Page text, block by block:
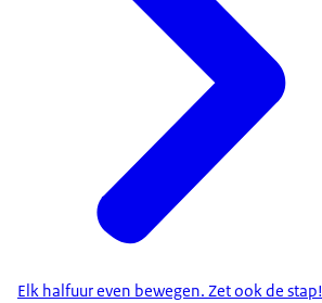
Elk halfuur even bewegen. Zet ook de stap!